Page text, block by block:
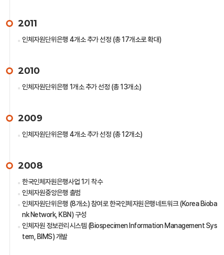
2011
인체자원단위은행 4개소 추가 선정 (총 17개소로 확대)
2010
인체자원단위은행 1개소 추가 선정 (총 13개소)
2009
인체자원단위은행 4개소 추가 선정 (총 12개소)
2008
한국인체자원은행사업 1기 착수
인체자원중앙은행 출범
인체자원단위은행 (8개소) 참여로 한국인체자원은행네트워크 (Korea Bioba
nk Network, KBN) 구성
인체자원 정보관리시스템 (Biospecimen Information Management Sys
tem, BIMS) 개발